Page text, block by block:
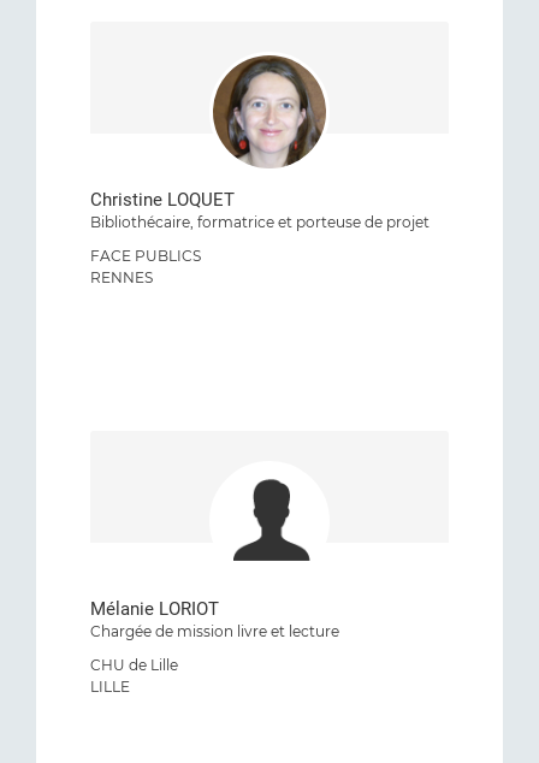
Christine LOQUET
Bibliothécaire, formatrice et porteuse de projet
FACE PUBLICS
RENNES
Mélanie LORIOT
Chargée de mission livre et lecture
CHU de Lille
LILLE